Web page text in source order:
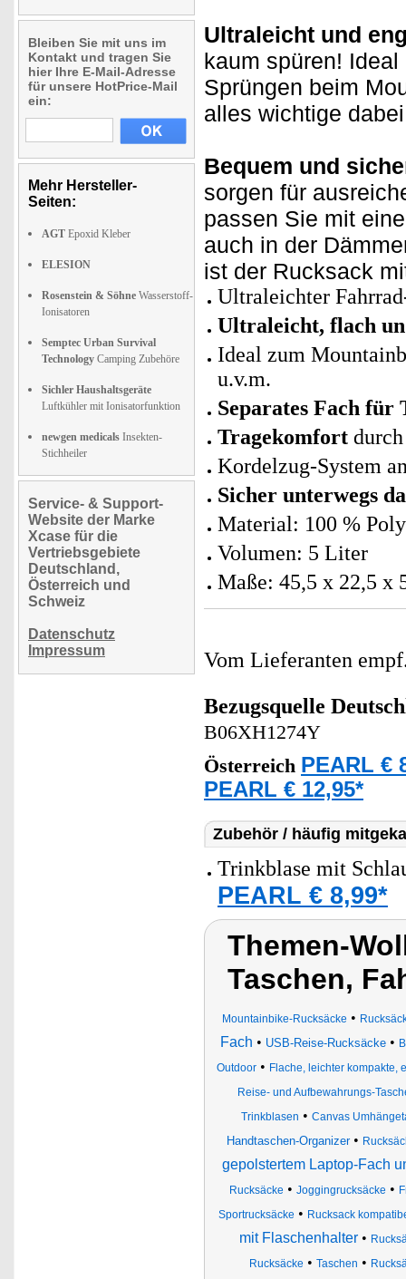
Bleiben Sie mit uns im
Kontakt und tragen Sie
hier Ihre E-Mail-Adresse
für unsere HotPrice-Mail
ein:
Mehr Hersteller-
Seiten:
AGT Epoxid Kleber
ELESION
Rosenstein & Söhne Wasserstoff-
Ionisatoren
Semptec Urban Survival
Technology Camping Zubehöre
Sichler Haushaltsgeräte
Luftkühler mit Ionisatorfunktion
newgen medicals Insekten-
Stichheiler
Service- & Support-
Website der Marke
Xcase für die
Vertriebsgebiete
Deutschland,
Österreich und
Schweiz
Datenschutz
Impressum
Ultraleicht und
kaum spüren!
Sprüngen beim
alles wichtige
Bequem und
sorgen für
passen Sie mit
auch in der
ist der Rucksack
Ultraleichter
Ultraleicht, flach
Ideal zum
u.v.m.
Separates Fach für
Tragekomfort
Kordelzug-System
Sicher unterwegs
Material: 100 %
Volumen: 5 Liter
Maße: 45,5 x 22,5 x
Vom Lieferanten
Bezugsquelle
B06XH1274Y
Österreich PEARL €
PEARL € 12,95*
Zubehör / häufig
Trinkblase mit
PEARL € 8,99*
Themen-
Taschen,
Mountainbike-Rucksäcke •
Fach • USB-Reise-Rucksäcke •
Outdoor• Flache, leichter kompakte,
Reise- und Aufbewahrungs-
Trinkblasen • Canvas
Handtaschen-Organizer•
gepolstertem Laptop-Fach
Rucksäcke • Joggingrucksäcke •
Sportrucksäcke • Rucksack
mit Flaschenhalter •
Rucksäcke • Taschen •